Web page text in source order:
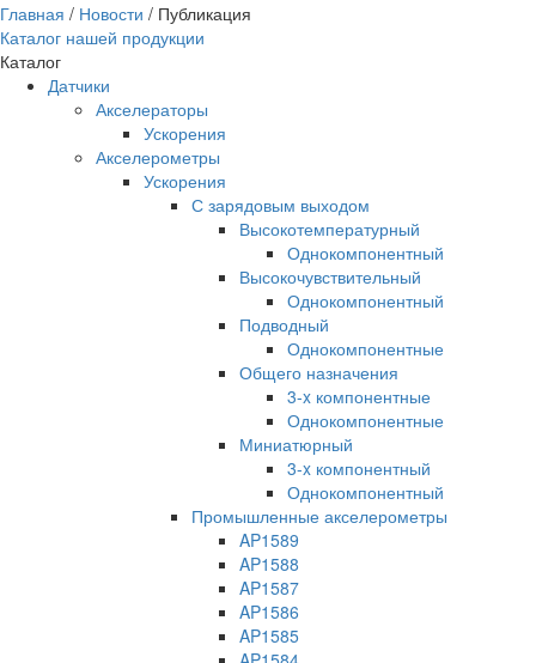
Главная / Новости / Публикация
Каталог нашей продукции
Каталог
Датчики
Акселераторы
Ускорения
Акселерометры
Ускорения
С зарядовым выходом
Высокотемпературный
Однокомпонентный
Высокочувствительный
Однокомпонентный
Подводный
Однокомпонентные
Общего назначения
3-x компонентные
Однокомпонентные
Миниатюрный
3-x компонентный
Однокомпонентный
Промышленные акселерометры
AP1589
AP1588
AP1587
AP1586
AP1585